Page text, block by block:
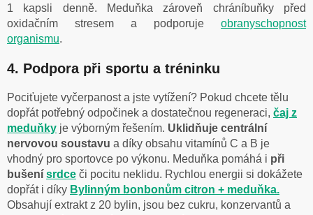
1 kapsli denně. Meduňka zároveň chráníbuňky před
oxidačním stresem a podporuje obranyschopnost
organismu.
4. Podpora při sportu a tréninku
Pociťujete vyčerpanost a jste vytížení? Pokud chcete tělu
dopřát potřebný odpočinek a dostatečnou regeneraci, čaj z
meduňky je výborným řešením. Uklidňuje centrální
nervovou soustavu a díky obsahu vitamínů C a B je
vhodný pro sportovce po výkonu. Meduňka pomáhá i při
bušení srdce či pocitu neklidu. Rychlou energii si dokážete
dopřát i díky Bylinným bonbonům citron + meduňka.
Obsahují extrakt z 20 bylin, jsou bez cukru, konzervantů a